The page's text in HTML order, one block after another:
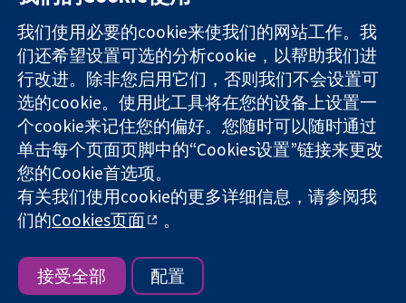
知情决定
更完善的医疗健
康
London
W1G 0AN
United Kingdom
关于我们
工作机会
Cochrane
Library
The Cochrane Collaboration is a charity (no. 1045921) and a
company limited by guarantee (no. 03044323) registered in
England & Wales. VAT registration number GB 718 2127 49.
版权所有：© 2026 Cochrane协作网
我们使用必要的cookie来使我们的网站工作。我
们还希望设置可选的分析cookie，以帮助我们进
行改进。除非您启用它们，否则我们不会设置可
选的cookie。使用此工具将在您的设备上设置一
个cookie来记住您的偏好。您随时可以随时通过
单击每个页面页脚中的“Cookies设置”链接来更改
您的Cookie首选项。
有关我们使用cookie的更多详细信息，请参阅我
们的Cookies页面 。
接受全部 配置